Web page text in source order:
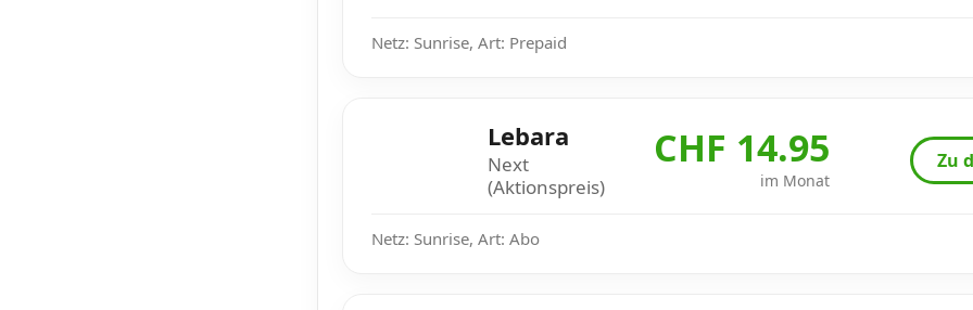
Netz: Sunrise, Art: Prepaid
Lebara
Next
(Aktionspreis)
CHF 14.95
im Monat
Zu
Netz: Sunrise, Art: Abo